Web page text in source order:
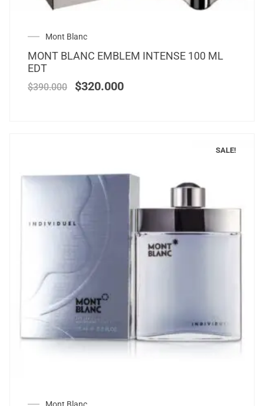
Mont Blanc
MONT BLANC EMBLEM INTENSE 100 ML
EDT
$390.000 $320.000
SALE!